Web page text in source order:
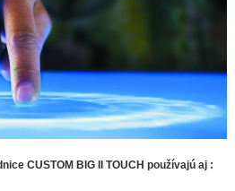
CUSTOM BIG II TOUCH používajú aj :